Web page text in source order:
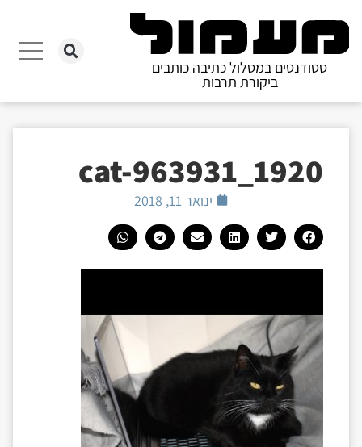
סטודנטים במסלול כתיבה כותבים
ביקורת תרבות
cat-963931_1920
ינואר 11, 2018